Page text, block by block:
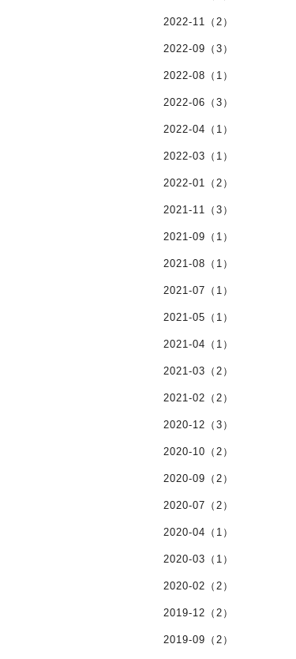
2022-11（2）
2022-09（3）
2022-08（1）
2022-06（3）
2022-04（1）
2022-03（1）
2022-01（2）
2021-11（3）
2021-09（1）
2021-08（1）
2021-07（1）
2021-05（1）
2021-04（1）
2021-03（2）
2021-02（2）
2020-12（3）
2020-10（2）
2020-09（2）
2020-07（2）
2020-04（1）
2020-03（1）
2020-02（2）
2019-12（2）
2019-09（2）